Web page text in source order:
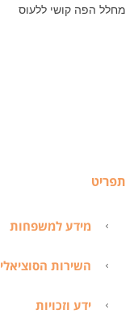
מחלל הפה קושי ללעוס
תפריט
מידע למשפחות
השירות הסוציאלי
ידע וזכויות